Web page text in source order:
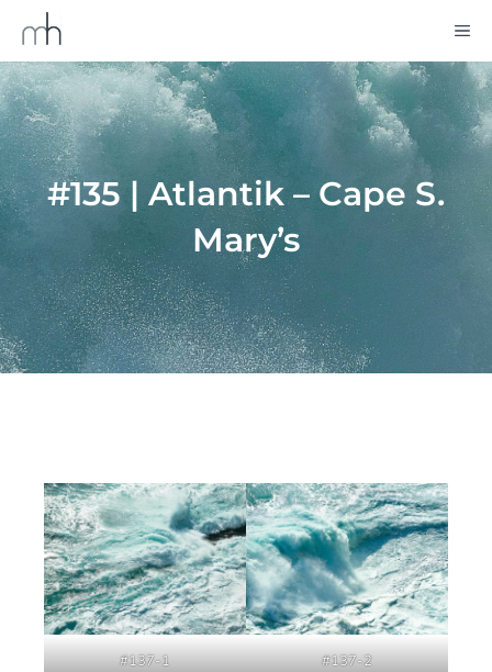
Inhalt
springen
#135 | Atlantik – Cape S.
Mary’s
#137-1 #137-2